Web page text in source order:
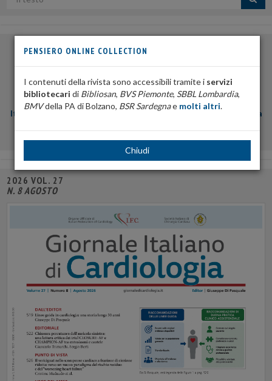
per
Organo ufficiale di
Italian Federation of Cardiology
Società Italiana di Chirurgia
2026 VOL. 27
N. 8 AGOSTO
PENSIERO ONLINE COLLECTION
I contenuti della rivista sono accessibili tramite i servizi
bibliotecari di Bibliosan, BVS Piemonte, SBBL Lombardia,
BMVdella PA di Bolzano, BSR Sardegnae molti altri.
Chiudi